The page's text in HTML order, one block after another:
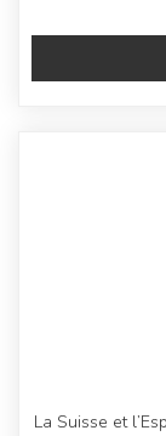
La Suisse et